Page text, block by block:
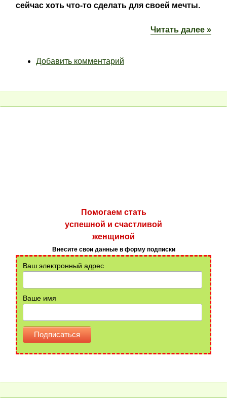
сейчас хоть что-то сделать для своей мечты.
Читать далее »
Добавить комментарий
Помогаем стать
успешной и счастливой
женщиной
Внесите свои данные в форму подписки
Ваш электронный адрес
Ваше имя